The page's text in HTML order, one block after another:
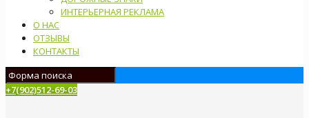
ИНТЕРЬЕРНАЯ РЕКЛАМА
О НАС
ОТЗЫВЫ
КОНТАКТЫ
+7(902)512-69-03